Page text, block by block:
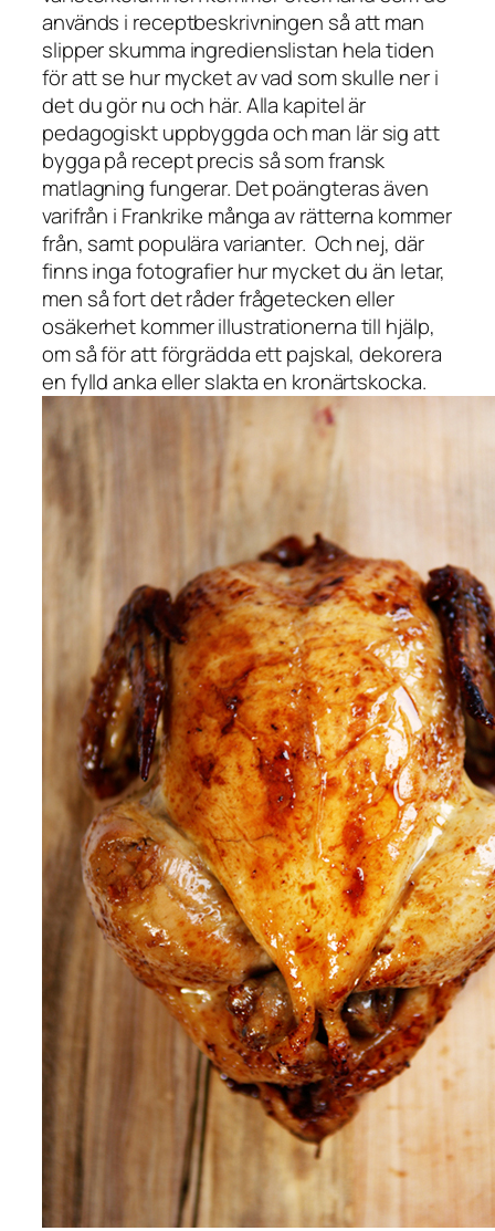
används i receptbeskrivningen så att man
slipper skumma ingredienslistan hela tiden
för att se hur mycket av vad som skulle ner i
det du gör nu och här. Alla kapitel är
pedagogiskt uppbyggda och man lär sig att
bygga på recept precis så som fransk
matlagning fungerar. Det poängteras även
varifrån i Frankrike många av rätterna kommer
från, samt populära varianter. Och nej, där
finns inga fotografier hur mycket du än letar,
men så fort det råder frågetecken eller
osäkerhet kommer illustrationerna till hjälp,
om så för att förgrädda ett pajskal, dekorera
en fylld anka eller slakta en kronärtskocka.